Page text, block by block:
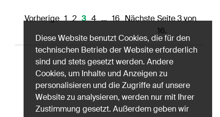
Seite 3 von
16.
Vorherige 1 2 3 4 … 16 Nächste
Diese Website benutzt Cookies, die für den
technischen Betrieb der Website erforderlich
sind und stets gesetzt werden. Andere
Cookies, um Inhalte und Anzeigen zu
personalisieren und die Zugriffe auf unsere
Website zu analysieren, werden nur mit Ihrer
Zustimmung gesetzt. Außerdem geben wir